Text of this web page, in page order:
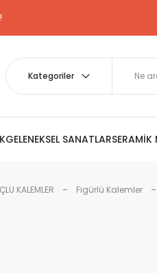
GELENEKSEL SANATLARSERAMİK
KALEMLER Figürlü Kalemler